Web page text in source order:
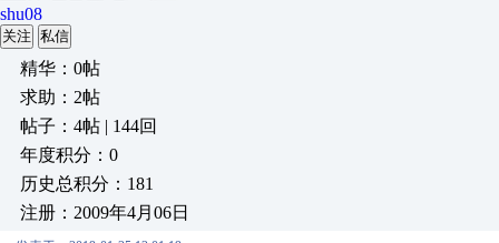
shu08
关注 私信
精华：0帖
求助：2帖
帖子：4帖 | 144回
年度积分：0
历史总积分：181
注册：2009年4月06日